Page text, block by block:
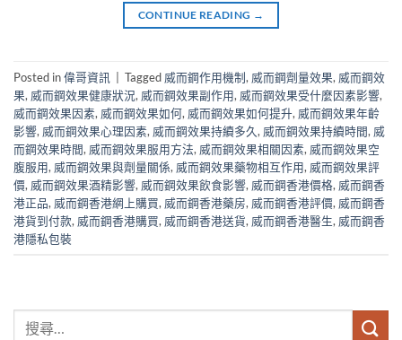
CONTINUE READING →
Posted in偉哥資訊 Tagged 威而鋼作用機制, 威而鋼劑量效果, 威而鋼效
果, 威而鋼效果健康狀況, 威而鋼效果副作用, 威而鋼效果受什麼因素影響,
威而鋼效果因素, 威而鋼效果如何, 威而鋼效果如何提升, 威而鋼效果年齡
影響, 威而鋼效果心理因素, 威而鋼效果持續多久, 威而鋼效果持續時間, 威
而鋼效果時間, 威而鋼效果服用方法, 威而鋼效果相關因素, 威而鋼效果空
腹服用, 威而鋼效果與劑量關係, 威而鋼效果藥物相互作用, 威而鋼效果評
價, 威而鋼效果酒精影響, 威而鋼效果飲食影響, 威而鋼香港價格, 威而鋼香
港正品, 威而鋼香港網上購買, 威而鋼香港藥房, 威而鋼香港評價, 威而鋼香
港貨到付款, 威而鋼香港購買, 威而鋼香港送貨, 威而鋼香港醫生, 威而鋼香
港隱私包裝